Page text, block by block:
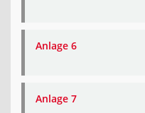
Anlage 6
Anlage 7